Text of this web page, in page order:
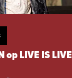
op LIVE IS LIVE